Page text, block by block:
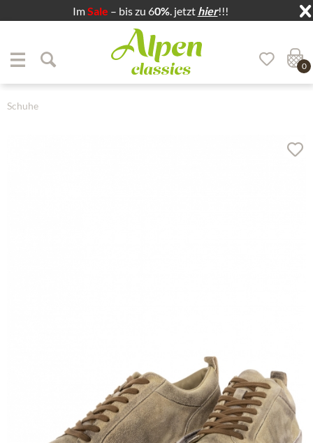
ImSale – bis zu 60%. jetzt hier!!!
Zum Hauptbereich springen
0
Schuhe